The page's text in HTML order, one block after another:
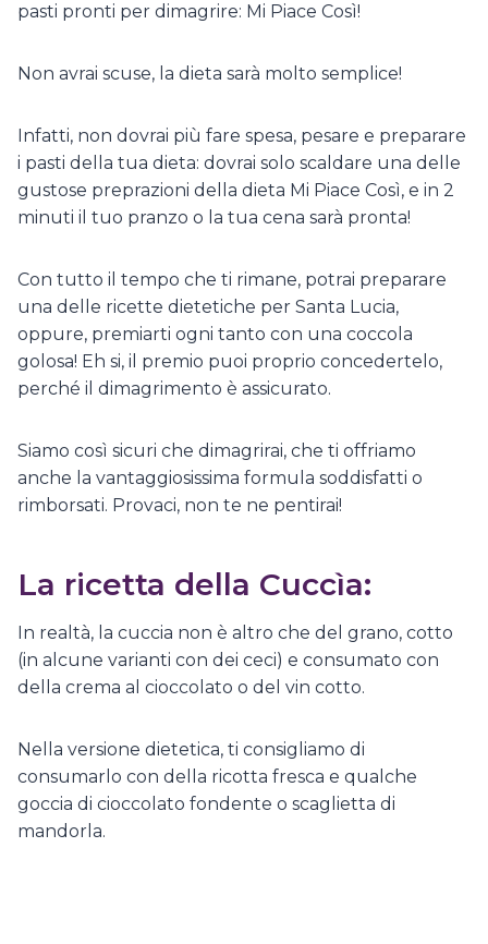
pasti pronti per dimagrire: Mi Piace Così!
Non avrai scuse, la dieta sarà molto semplice!
Infatti, non dovrai più fare spesa, pesare e preparare
i pasti della tua dieta: dovrai solo scaldare una delle
gustose preprazioni della dieta Mi Piace Così, e in 2
minuti il tuo pranzo o la tua cena sarà pronta!
Con tutto il tempo che ti rimane, potrai preparare
una delle ricette dietetiche per Santa Lucia,
oppure, premiarti ogni tanto con una coccola
golosa! Eh si, il premio puoi proprio concedertelo,
perché il dimagrimento è assicurato.
Siamo così sicuri che dimagrirai, che ti offriamo
anche la vantaggiosissima formula soddisfatti o
rimborsati. Provaci, non te ne pentirai!
La ricetta della Cuccìa:
In realtà, la cuccia non è altro che del grano, cotto
(in alcune varianti con dei ceci) e consumato con
della crema al cioccolato o del vin cotto.
Nella versione dietetica, ti consigliamo di
consumarlo con della ricotta fresca e qualche
goccia di cioccolato fondente o scaglietta di
mandorla.